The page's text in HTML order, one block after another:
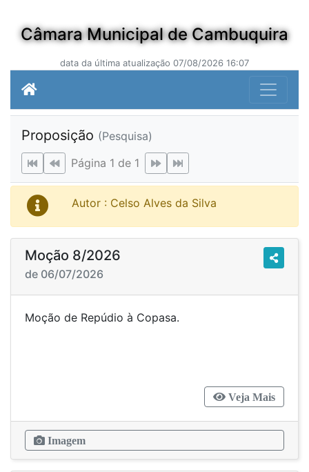
Câmara Municipal de Cambuquira
data da última atualização 07/08/2026 16:07
Proposição (Pesquisa)
Página 1 de 1
Autor : Celso Alves da Silva
Moção 8/2026
de 06/07/2026
Moção de Repúdio à Copasa.
Veja Mais
Imagem